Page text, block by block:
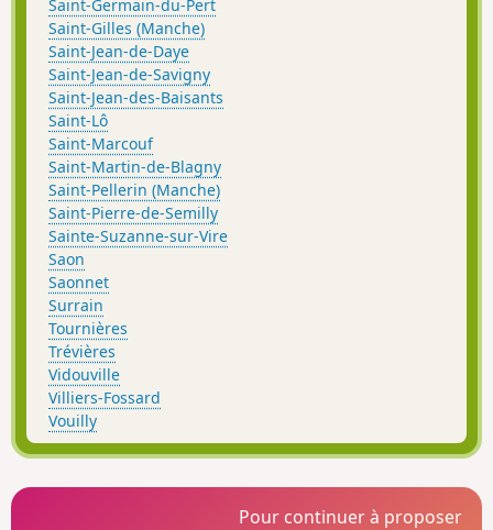
Saint-Germain-du-Pert
Saint-Gilles (Manche)
Saint-Jean-de-Daye
Saint-Jean-de-Savigny
Saint-Jean-des-Baisants
Saint-Lô
Saint-Marcouf
Saint-Martin-de-Blagny
Saint-Pellerin (Manche)
Saint-Pierre-de-Semilly
Sainte-Suzanne-sur-Vire
Saon
Saonnet
Surrain
Tournières
Trévières
Vidouville
Villiers-Fossard
Vouilly
Pour continuer à proposer